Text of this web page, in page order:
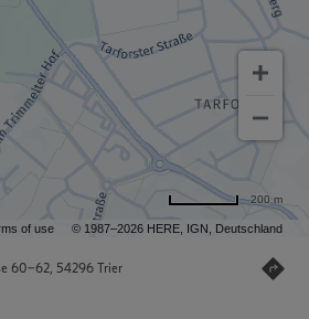
of use © 1987–2026 HERE, IGN, Deutschland
200 m
60-62, 54296 Trier